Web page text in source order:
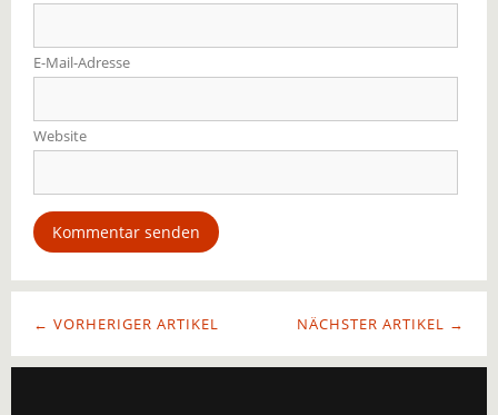
E-Mail-Adresse
Website
NÄCHSTER ARTIKEL →
← VORHERIGER ARTIKEL